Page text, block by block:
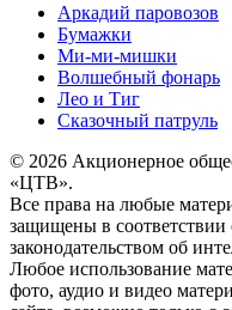
Аркадий паровозов
Бумажки
Ми-ми-мишки
Волшебный фонарь
Лео и Тиг
Сказочный патруль
© 2026 Акционерное
«ЦТВ».
Все права на любые
защищены в
законодательством об
Любое использование
фото, аудио и видео